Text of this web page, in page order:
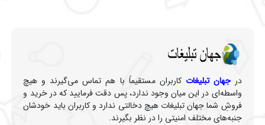
درجهان تبلیغات کاربران مستقیماً با هم تماس می‌گیرند و هیچ
واسطه‌ای در این میان وجود ندارد، پس دقت فرمایید که در خرید و
فروشِ شما جهان تبلیغات هیچ دخالتی ندارد و کاربران باید خودشان
جنبه‌های مختلف امنیتی را در نظر بگیرند.